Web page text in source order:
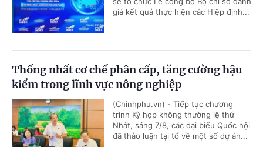
giá kết quả thực hiện các Hiệp định...
Thống nhất cơ chế phân cấp, tăng cường hậu
kiểm trong lĩnh vực nông nghiệp
(Chinhphu.vn) - Tiếp tục chương
trình Kỳ họp không thường lệ thứ
Nhất, sáng 7/8, các đại biểu Quốc hội
đã thảo luận tại tổ về một số dự án...